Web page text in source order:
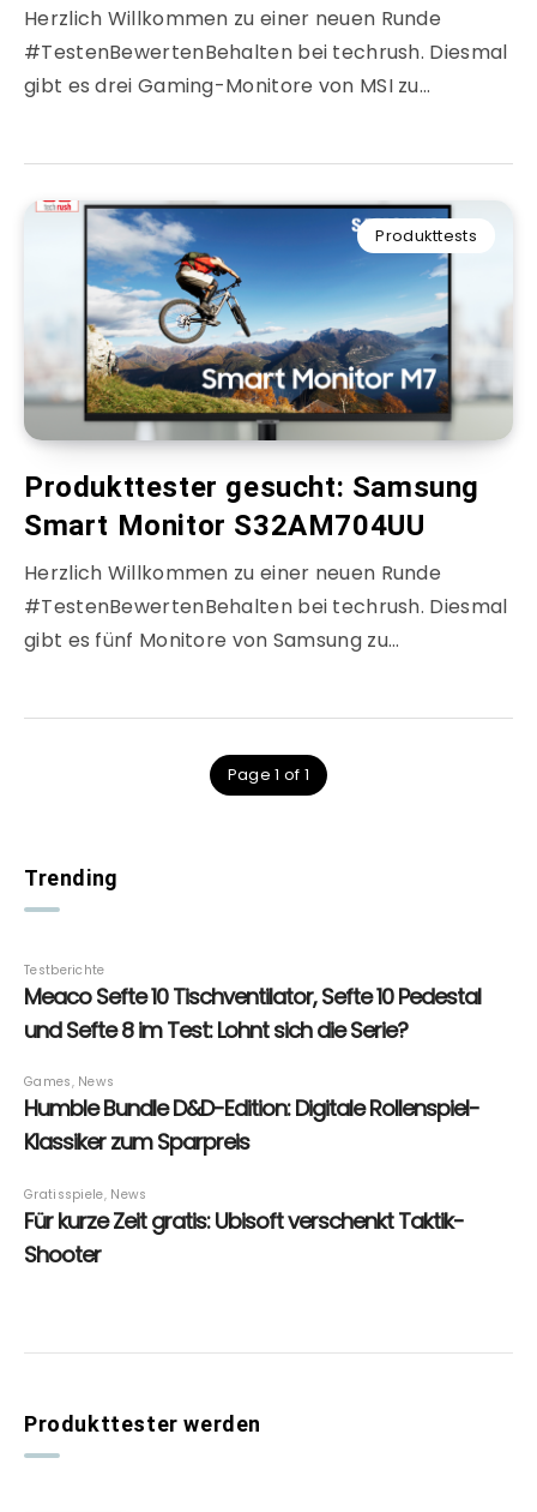
Herzlich Willkommen zu einer neuen Runde
#TestenBewertenBehalten bei techrush. Diesmal
gibt es drei Gaming-Monitore von MSI zu…
Produkttests
Produkttester gesucht: Samsung
Smart Monitor S32AM704UU
Herzlich Willkommen zu einer neuen Runde
#TestenBewertenBehalten bei techrush. Diesmal
gibt es fünf Monitore von Samsung zu…
Page 1 of 1
Trending
Produkttester werden